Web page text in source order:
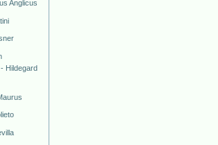
Anglicus
Hildegard